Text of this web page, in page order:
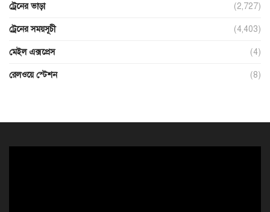
ট্রেনের ভাড়া (2,727)
ট্রেনের সময়সূচী (4,403)
মেইল এক্সপ্রেস (4)
রেলওয়ে স্টেশন (8)